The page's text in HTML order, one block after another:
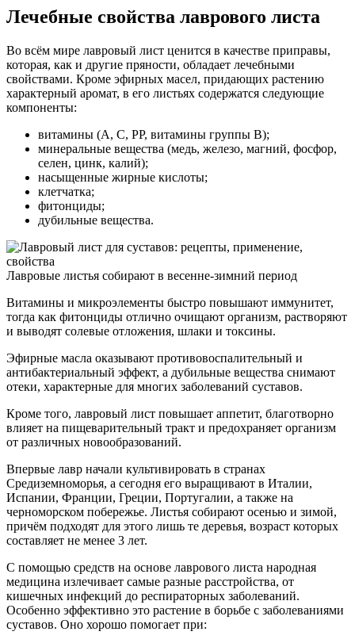
Лечебные свойства лаврового листа
Во всём мире лавровый лист ценится в качестве приправы,
которая, как и другие пряности, обладает лечебными
свойствами. Кроме эфирных масел, придающих растению
характерный аромат, в его листьях содержатся следующие
компоненты:
витамины (А, С, РР, витамины группы В);
минеральные вещества (медь, железо, магний, фосфор,
селен, цинк, калий);
насыщенные жирные кислоты;
клетчатка;
фитонциды;
дубильные вещества.
Лавровые листья собирают в весенне-зимний период
Витамины и микроэлементы быстро повышают иммунитет,
тогда как фитонциды отлично очищают организм, растворяют
и выводят солевые отложения, шлаки и токсины.
Эфирные масла оказывают противовоспалительный и
антибактериальный эффект, а дубильные вещества снимают
отеки, характерные для многих заболеваний суставов.
Кроме того, лавровый лист повышает аппетит, благотворно
влияет на пищеварительный тракт и предохраняет организм
от различных новообразований.
Впервые лавр начали культивировать в странах
Средиземноморья, а сегодня его выращивают в Италии,
Испании, Франции, Греции, Португалии, а также на
черноморском побережье. Листья собирают осенью и зимой,
причём подходят для этого лишь те деревья, возраст которых
составляет не менее 3 лет.
С помощью средств на основе лаврового листа народная
медицина излечивает самые разные расстройства, от
кишечных инфекций до респираторных заболеваний.
Особенно эффективно это растение в борьбе с заболеваниями
суставов. Оно хорошо помогает при: